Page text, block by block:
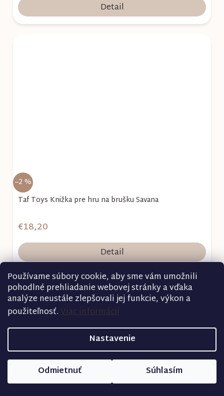
Používame súbory cookie, aby sme vám umožnili
pohodlné prehliadanie webovej stránky a vďaka
analýze neustále zlepšovali jej funkcie, výkon a
použiteľnosť.Viac informácií
Nastavenie
Odmietnuť Súhlasím
Detail
–2 %
Taf Toys Knižka pre hru na brušku Savana
€18,20
Detail